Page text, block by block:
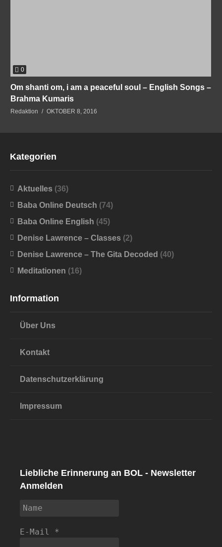
0
Om shanti om, i am a peaceful soul – English Songs –
Brahma Kumaris
Redaktion OKTOBER 8, 2016
Kategorien
Aktuelles (36)
Baba Online Deutsch (74)
Baba Online English (45)
Denise Lawrence – Classes (2)
Denise Lawrence – The Gita Decoded (40)
Meditationen (16)
Information
Über Uns
Kontakt
Datenschutzerklärung
Impressum
Liebliche Erinnerung an BOL - Newsletter
Anmelden
E-Mail *